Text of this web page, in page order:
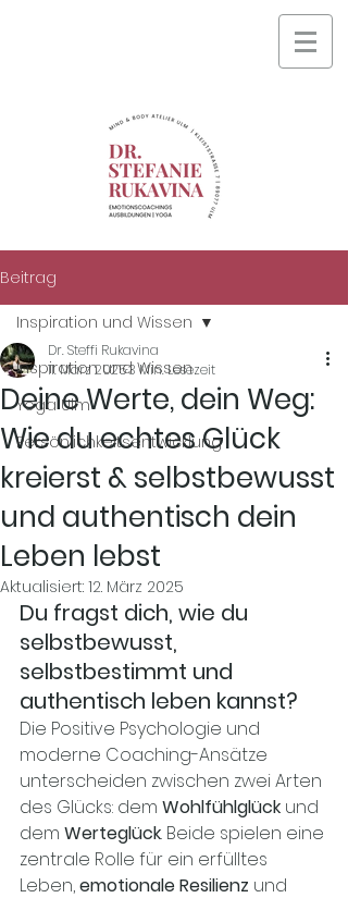
Beitrag
Inspiration und Wissen
Yoga Ulm
Persönlichkeitsentwicklung
Inspiration und Wissen
Deine Werte, dein Weg:
Wie du echtes Glück
kreierst & selbstbewusst
und authentisch dein
Leben lebst
Dr. Steffi Rukavina
11. März 20253 Min. Lesezeit
Aktualisiert: 12. März 2025
Du fragst dich, wie du
selbstbewusst,
selbstbestimmt und
authentisch leben kannst?
Die Positive Psychologie und
moderne Coaching-Ansätze
unterscheiden zwischen zwei Arten
des Glücks: dem Wohlfühlglück und
dem Werteglück. Beide spielen eine
zentrale Rolle für ein erfülltes
Leben, emotionale Resilienz und